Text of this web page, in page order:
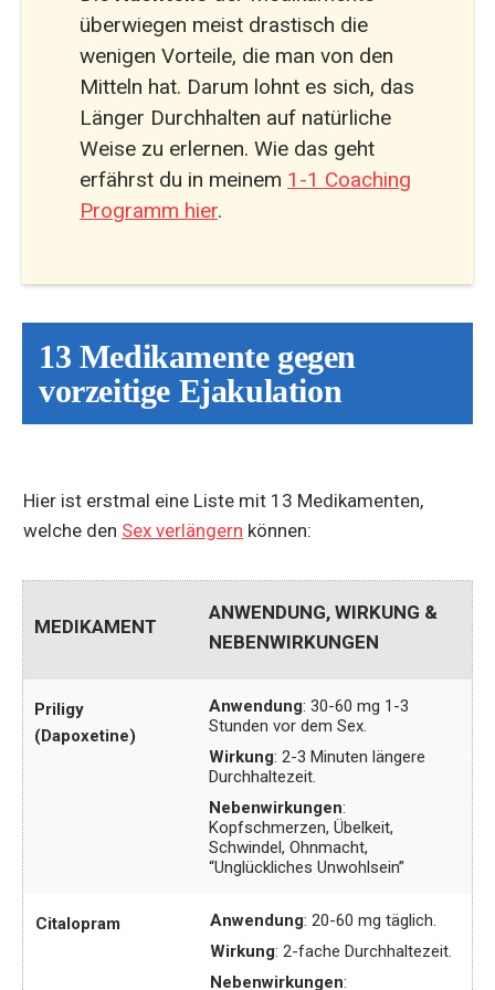
überwiegen meist drastisch die
wenigen Vorteile, die man von den
Mitteln hat. Darum lohnt es sich, das
Länger Durchhalten auf natürliche
Weise zu erlernen. Wie das geht
erfährst du in meinem 1-1 Coaching
Programm hier.
13 Medikamente gegen
vorzeitige Ejakulation
Hier ist erstmal eine Liste mit 13 Medikamenten,
welche den Sex verlängern können:
MEDIKAMENT
ANWENDUNG, WIRKUNG &
NEBENWIRKUNGEN
Priligy
(Dapoxetine)
Anwendung: 30-60 mg 1-3
Stunden vor dem Sex.
Wirkung: 2-3 Minuten längere
Durchhaltezeit.
Nebenwirkungen:
Kopfschmerzen, Übelkeit,
Schwindel, Ohnmacht,
“Unglückliches Unwohlsein”
Citalopram Anwendung: 20-60 mg täglich.
Wirkung: 2-fache Durchhaltezeit.
Nebenwirkungen: